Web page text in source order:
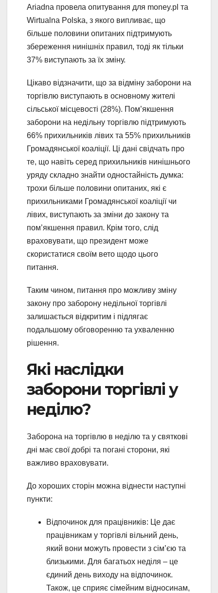
Ariadna провела опитування для money.pl та
Wirtualna Polska, з якого випливає, що
більше половини опитаних підтримують
збереження нинішніх правил, тоді як тільки
37% виступають за їх зміну.
Цікаво відзначити, що за відміну заборони на
торгівлю виступають в основному жителі
сільської місцевості (28%). Пом’якшення
заборони на недільну торгівлю підтримують
66% прихильників лівих та 55% прихильників
Громадянської коаліції. Ці дані свідчать про
те, що навіть серед прихильників нинішнього
уряду складно знайти одностайність думка:
трохи більше половини опитаних, які є
прихильниками Громадянської коаліції чи
лівих, виступають за зміни до закону та
пом’якшення правил. Крім того, слід
враховувати, що президент може
скористатися своїм вето щодо цього
питання.
Таким чином, питання про можливу зміну
закону про заборону недільної торгівлі
залишається відкритим і підлягає
подальшому обговоренню та ухваленню
рішення.
Які наслідки
заборони торгівлі у
неділю?
Заборона на торгівлю в неділю та у святкові
дні має свої добрі та погані сторони, які
важливо враховувати.
До хороших сторін можна віднести наступні
пункти:
Відпочинок для працівників: Це дає
працівникам у торгівлі вільний день,
який вони можуть провести з сім’єю та
близькими. Для багатьох неділя – це
єдиний день виходу на відпочинок.
Також, це сприяє сімейним відносинам,